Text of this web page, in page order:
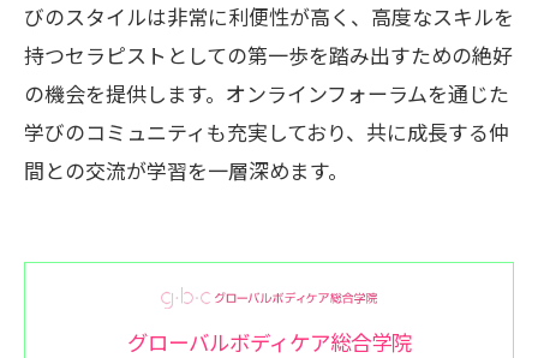
びのスタイルは非常に利便性が高く、高度なスキルを
持つセラピストとしての第一歩を踏み出すための絶好
の機会を提供します。オンラインフォーラムを通じた
学びのコミュニティも充実しており、共に成長する仲
間との交流が学習を一層深めます。
グローバルボディケア総合学院